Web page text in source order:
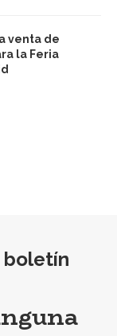
venta de
la Feria
boletín